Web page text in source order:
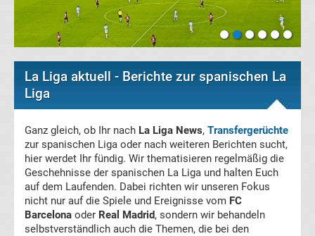
Liga
Serie
A
Türk.
Süper
La Liga aktuell - Berichte zur spanischen La
Liga
Ganz gleich, ob Ihr nach La Liga News, Transfergerüchte
zur spanischen Liga oder nach weiteren Berichten sucht,
hier werdet Ihr fündig. Wir thematisieren regelmäßig die
Geschehnisse der spanischen La Liga und halten Euch
auf dem Laufenden. Dabei richten wir unseren Fokus
nicht nur auf die Spiele und Ereignisse vom FC
Barcelona oder Real Madrid, sondern wir behandeln
selbstverständlich auch die Themen, die bei den